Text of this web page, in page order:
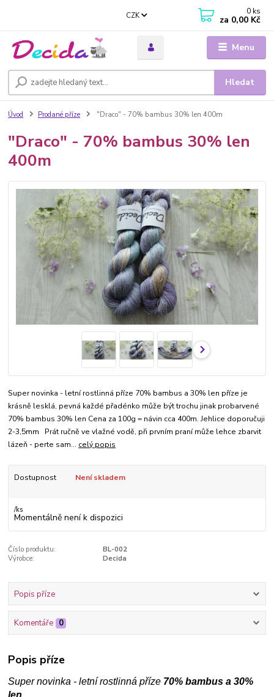
Menu
CZK
Hledat
0 ks
za 0,00 Kč
Úvod Prodané příze "Draco" - 70% bambus 30% len 400m
"Draco" - 70% bambus 30% len
400m
Super novinka - letní rostlinná příze 70% bambus a 30% len příze je
krásně lesklá, pevná každé přadénko může být trochu jinak probarvené
70% bambus 30% len Cena za 100g = návin cca 400m. Jehlice doporučuji
2-3,5mm Prát ručně ve vlažné vodě, při prvním praní může lehce zbarvit
lázeň - perte sam... celý popis
Dostupnost Není skladem
/ks
Momentálně není k dispozici
Číslo produktu:
BL-002
Výrobce:
Decida
Popis příze
Komentáře 0
Popis příze
Super novinka - letní rostlinná příze 70% bambus a 30%